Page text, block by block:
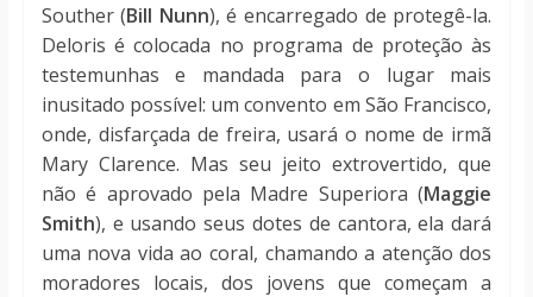
Souther (Bill Nunn), é encarregado de protegê-la.
Deloris é colocada no programa de proteção às
testemunhas e mandada para o lugar mais
inusitado possível: um convento em São Francisco,
onde, disfarçada de freira, usará o nome de irmã
Mary Clarence. Mas seu jeito extrovertido, que
não é aprovado pela Madre Superiora (Maggie
Smith), e usando seus dotes de cantora, ela dará
uma nova vida ao coral, chamando a atenção dos
moradores locais, dos jovens que começam a